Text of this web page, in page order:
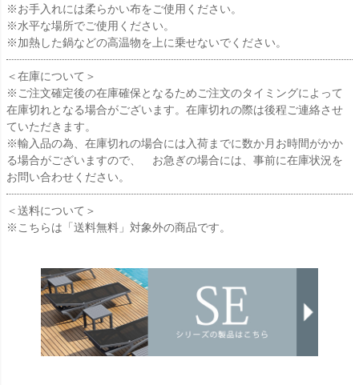
※お手入れには柔らかい布をご使用ください。
※水平な場所でご使用ください。
※加熱した鍋などの高温物を上に乗せないでください。
＜在庫について＞
※ご注文確定後の在庫確保となるためご注文のタイミングによって
在庫切れとなる場合がございます。在庫切れの際は後程ご連絡させ
ていただきます。
※輸入品の為、在庫切れの場合には入荷までに数か月お時間がかか
る場合がございますので、 お急ぎの場合には、事前に在庫状況を
お問い合わせください。
＜送料について＞
※こちらは「送料無料」対象外の商品です。